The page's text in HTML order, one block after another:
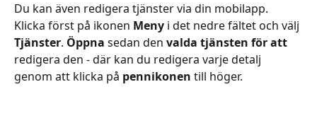
Du kan även redigera tjänster via din mobilapp.
Klicka först på ikonen Meny i det nedre fältet och välj
Tjänster. Öppna sedan den valda tjänsten för att
redigera den - där kan du redigera varje detalj
genom att klicka på pennikonen till höger.